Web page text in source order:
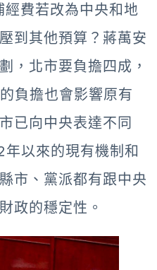
費若改為中央和地
到其他預算？蔣萬安
，北市要負擔四成，
負擔也會影響原有
已向中央表達不同
以來的現有機制和
市、黨派都有跟中央
政的穩定性。